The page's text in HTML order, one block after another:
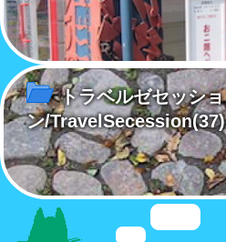
トラベルゼセッショ
ン/TravelSecession(37)